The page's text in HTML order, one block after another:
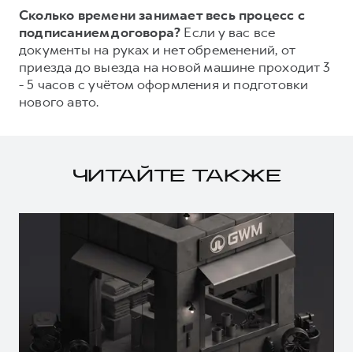
Сколько времени занимает весь процесс с
подписанием договора? Если у вас все
документы на руках и нет обременений, от
приезда до выезда на новой машине проходит 3
- 5 часов с учётом оформления и подготовки
нового авто.
ЧИТАЙТЕ ТАКЖЕ